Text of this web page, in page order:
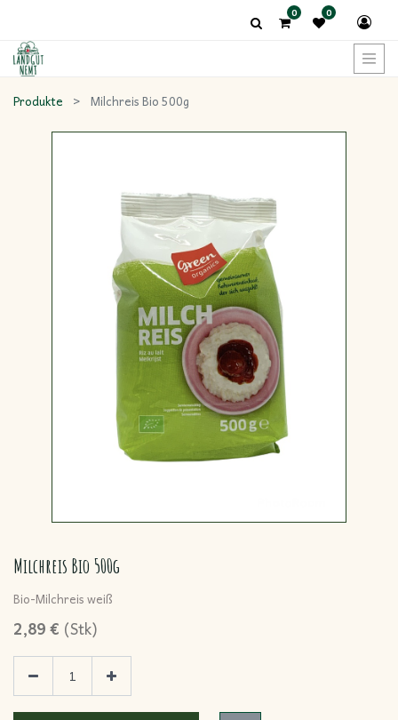
0 0
Produkte Milchreis Bio 500g
Milchreis Bio 500g
Bio-Milchreis weiß
2,89€ (Stk)